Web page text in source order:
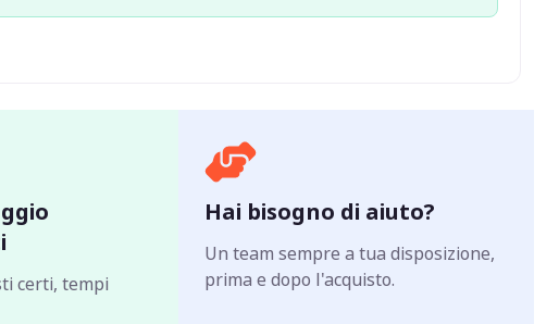
certi, tempi
Hai bisogno di aiuto?
Un team sempre a tua disposizione,
prima e dopo l'acquisto.